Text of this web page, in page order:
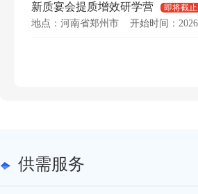
新质宴会提质增效研学营 即将截止
地点：河南省郑州市 开始时间：
供需服务